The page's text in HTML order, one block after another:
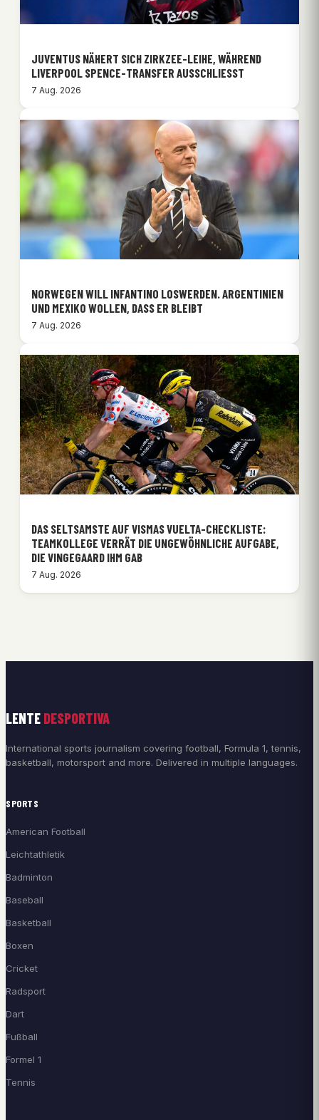
JUVENTUS NÄHERT SICH ZIRKZEE-LEIHE, WÄHREND
LIVERPOOL SPENCE-TRANSFER AUSSCHLIESST
7 Aug. 2026
NORWEGEN WILL INFANTINO LOSWERDEN. ARGENTINIEN
UND MEXIKO WOLLEN, DASS ER BLEIBT
7 Aug. 2026
DAS SELTSAMSTE AUF VISMAS VUELTA-CHECKLISTE:
TEAMKOLLEGE VERRÄT DIE UNGEWÖHNLICHE AUFGABE,
DIE VINGEGAARD IHM GAB
7 Aug. 2026
LENTE DESPORTIVA
International sports journalism covering football, Formula 1, tennis,
basketball, motorsport and more. Delivered in multiple languages.
SPORTS
American Football
Leichtathletik
Badminton
Baseball
Basketball
Boxen
Cricket
Radsport
Dart
Fußball
Formel 1
Tennis